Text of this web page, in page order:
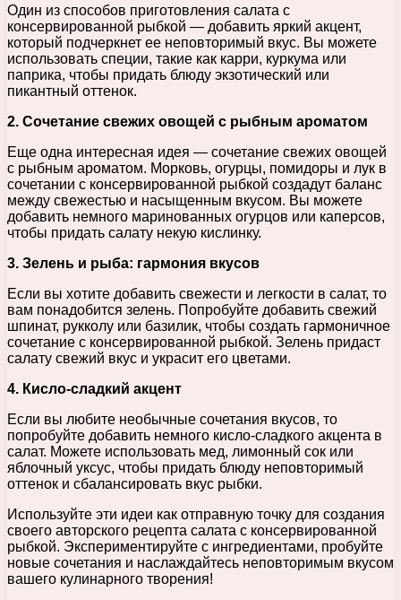
Один из способов приготовления салата с
консервированной рыбкой — добавить яркий акцент,
который подчеркнет ее неповторимый вкус. Вы можете
использовать специи, такие как карри, куркума или
паприка, чтобы придать блюду экзотический или
пикантный оттенок.
2. Сочетание свежих овощей с рыбным ароматом
Еще одна интересная идея — сочетание свежих овощей
с рыбным ароматом. Морковь, огурцы, помидоры и лук в
сочетании с консервированной рыбкой создадут баланс
между свежестью и насыщенным вкусом. Вы можете
добавить немного маринованных огурцов или каперсов,
чтобы придать салату некую кислинку.
3. Зелень и рыба: гармония вкусов
Если вы хотите добавить свежести и легкости в салат, то
вам понадобится зелень. Попробуйте добавить свежий
шпинат, рукколу или базилик, чтобы создать гармоничное
сочетание с консервированной рыбкой. Зелень придаст
салату свежий вкус и украсит его цветами.
4. Кисло-сладкий акцент
Если вы любите необычные сочетания вкусов, то
попробуйте добавить немного кисло-сладкого акцента в
салат. Можете использовать мед, лимонный сок или
яблочный уксус, чтобы придать блюду неповторимый
оттенок и сбалансировать вкус рыбки.
Используйте эти идеи как отправную точку для создания
своего авторского рецепта салата с консервированной
рыбкой. Экспериментируйте с ингредиентами, пробуйте
новые сочетания и наслаждайтесь неповторимым вкусом
вашего кулинарного творения!